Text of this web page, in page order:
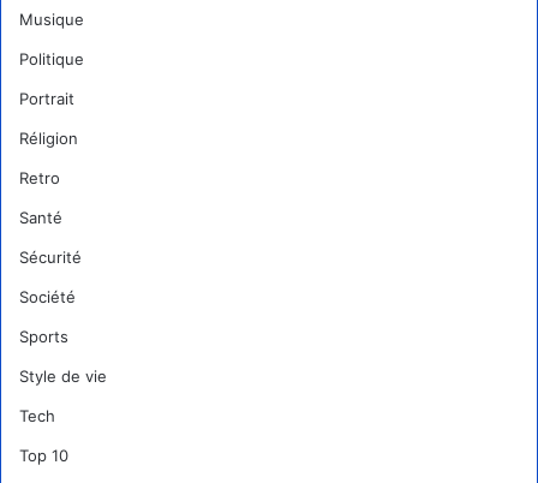
Musique
Politique
Portrait
Réligion
Retro
Santé
Sécurité
Société
Sports
Style de vie
Tech
Top 10